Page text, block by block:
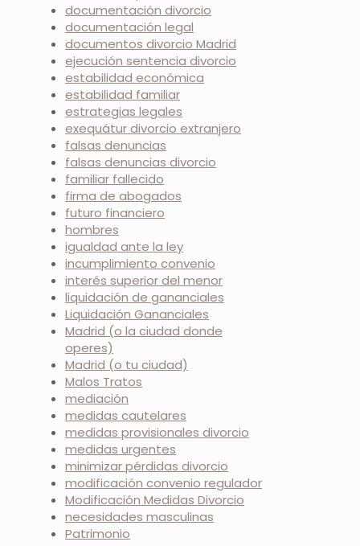
documentación divorcio
documentación legal
documentos divorcio Madrid
ejecución sentencia divorcio
estabilidad económica
estabilidad familiar
estrategias legales
exequátur divorcio extranjero
falsas denuncias
falsas denuncias divorcio
familiar fallecido
firma de abogados
futuro financiero
hombres
igualdad ante la ley
incumplimiento convenio
interés superior del menor
liquidación de gananciales
Liquidación Gananciales
Madrid (o la ciudad donde
operes)
Madrid (o tu ciudad)
Malos Tratos
mediación
medidas cautelares
medidas provisionales divorcio
medidas urgentes
minimizar pérdidas divorcio
modificación convenio regulador
Modificación Medidas Divorcio
necesidades masculinas
Patrimonio